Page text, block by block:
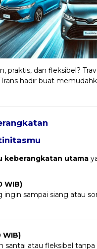
praktis, dan fleksibel?
hadir buat
keberangkatan utama
WIB)
ingin sampai siang atau
WIB)
santai atau fleksibel